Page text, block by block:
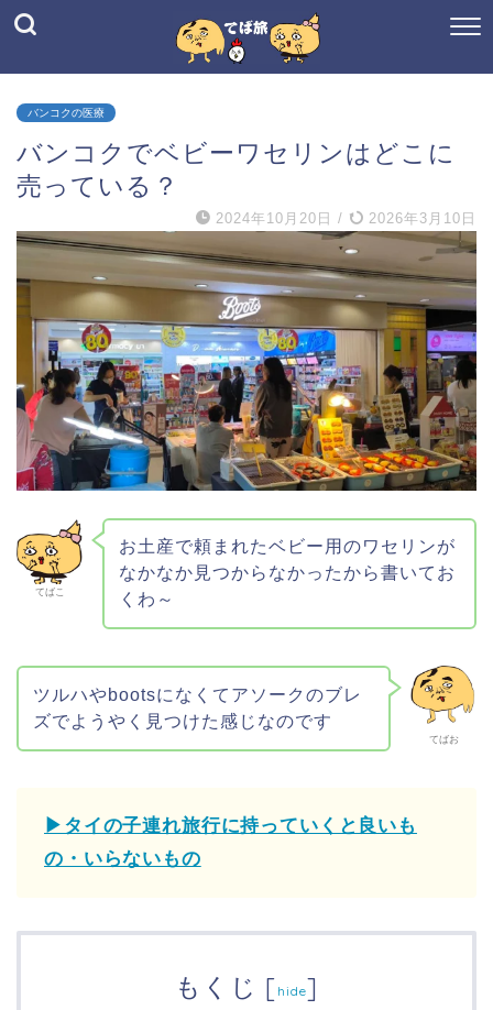
バンコクの医療
バンコクでベビーワセリンはどこに
売っている？
2024年10月20日 / 2026年3月10日
てばこ
お土産で頼まれたベビー用のワセリンが
なかなか見つからなかったから書いてお
くわ～
てばお
ツルハやbootsになくてアソークのブレ
ズでようやく見つけた感じなのです
▶タイの子連れ旅行に持っていくと良いも
の・いらないもの
もくじ [ hide]